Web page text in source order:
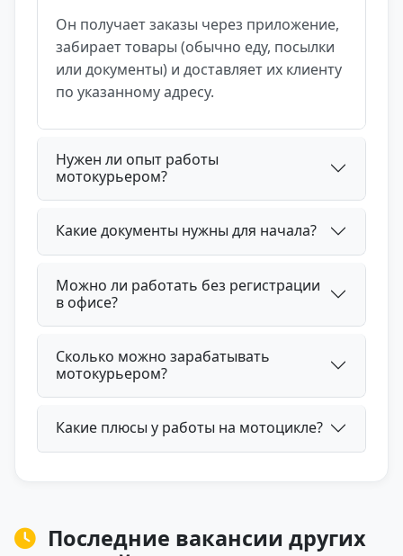
Он получает заказы через приложение,
забирает товары (обычно еду, посылки
или документы) и доставляет их клиенту
по указанному адресу.
Нужен ли опыт работы
мотокурьером?
Какие документы нужны для начала?
Можно ли работать без регистрации
в офисе?
Сколько можно зарабатывать
мотокурьером?
Какие плюсы у работы на мотоцикле?
Последние вакансии других